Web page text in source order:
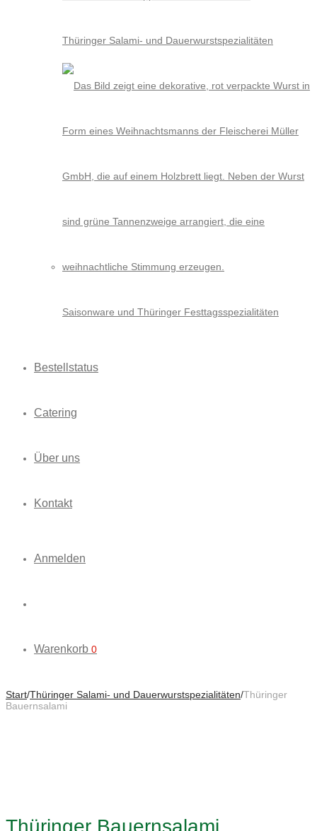
Thüringer Salami- und Dauerwurstspezialitäten
Saisonware und Thüringer Festtagsspezialitäten
Bestellstatus
Catering
Über uns
Kontakt
Anmelden
Warenkorb 0
Start/Thüringer Salami- und Dauerwurstspezialitäten/Thüringer
Bauernsalami
Thüringer Bauernsalami